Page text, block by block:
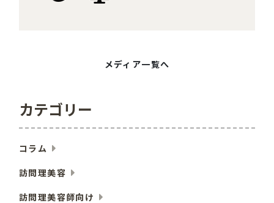
メディア一覧へ
カテゴリー
コラム
訪問理美容
訪問理美容師向け